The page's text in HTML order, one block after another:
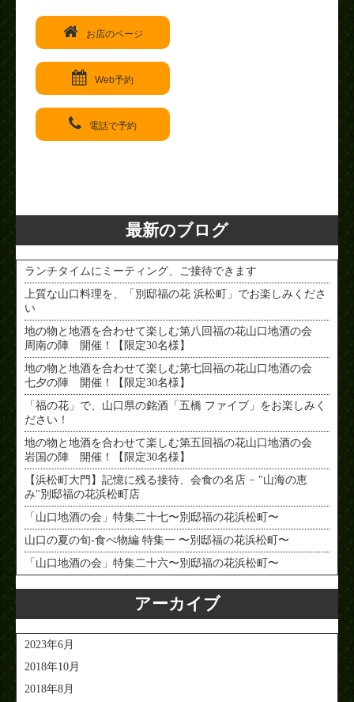
お店のページ
Web予約
電話で予約
最新のブログ
ランチタイムにミーティング、ご接待できます
上質な山口料理を、「別邸福の花 浜松町」でお楽しみくださ
い
地の物と地酒を合わせて楽しむ第八回福の花山口地酒の会
周南の陣 開催！【限定30名様】
地の物と地酒を合わせて楽しむ第七回福の花山口地酒の会
七夕の陣 開催！【限定30名様】
「福の花」で、山口県の銘酒「五橋 ファイブ」をお楽しみく
ださい！
地の物と地酒を合わせて楽しむ第五回福の花山口地酒の会
岩国の陣 開催！【限定30名様】
【浜松町大門】記憶に残る接待、会食の名店 − "山海の恵
み"別邸福の花浜松町店
「山口地酒の会」特集二十七〜別邸福の花浜松町〜
山口の夏の旬-食べ物編 特集一 〜別邸福の花浜松町〜
「山口地酒の会」特集二十六〜別邸福の花浜松町〜
アーカイブ
2023年6月
2018年10月
2018年8月